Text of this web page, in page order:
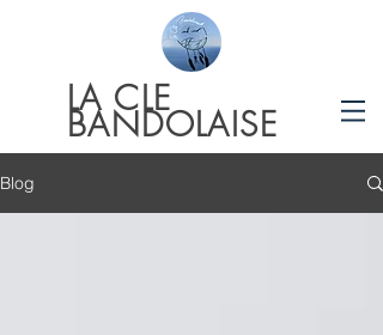
LACLE
BANDOLAISE
Blog